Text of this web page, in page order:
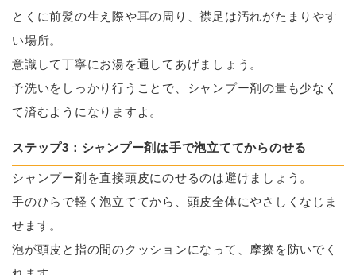
とくに前髪の生え際や耳の周り、襟足は汚れがたまりやす
い場所。
意識して丁寧にお湯を通してあげましょう。
予洗いをしっかり行うことで、シャンプー剤の量も少なく
て済むようになりますよ。
ステップ3：シャンプー剤は手で泡立ててからのせる
シャンプー剤を直接頭皮にのせるのは避けましょう。
手のひらで軽く泡立ててから、頭皮全体にやさしくなじま
せます。
泡が頭皮と指の間のクッションになって、摩擦を防いでく